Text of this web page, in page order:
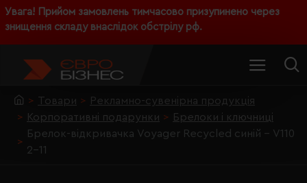
Увага! Прийом замовлень тимчасово призупинено через
знищення складу внаслідок обстрілу рф.
Товари
Рекламно-сувенірна продукція
Корпоративні подарунки
Брелоки і ключниці
Брелок-відкривачка Voyager Recycled синій - V110
2-11